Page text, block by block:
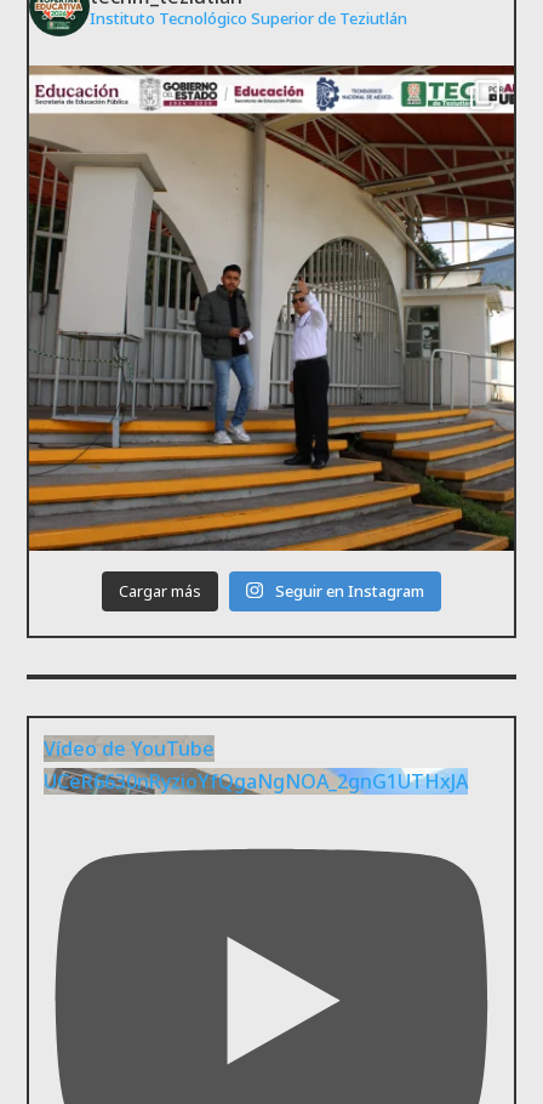
Instituto Tecnológico Superior de Teziutlán
Cargar más Seguir en Instagram
Vídeo de YouTube
UCeR6630nRyzioYfQgaNgNOA_2gnG1UTHxJA